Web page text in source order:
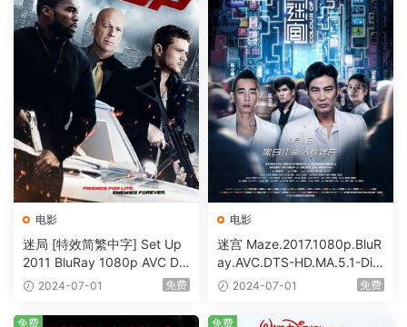
电影
迷局 [特效简繁中字] Set Up
2011 BluRay 1080p AVC DT
S-HD MA5.1-shhaclm@CHD
2024-07-01 免费
电影
迷宫 Maze.2017.1080p.BluR
ay.AVC.DTS-HD.MA.5.1-DiY
@HDHome [BDISO 19.7GB]
2024-07-01 免费
免费 免费